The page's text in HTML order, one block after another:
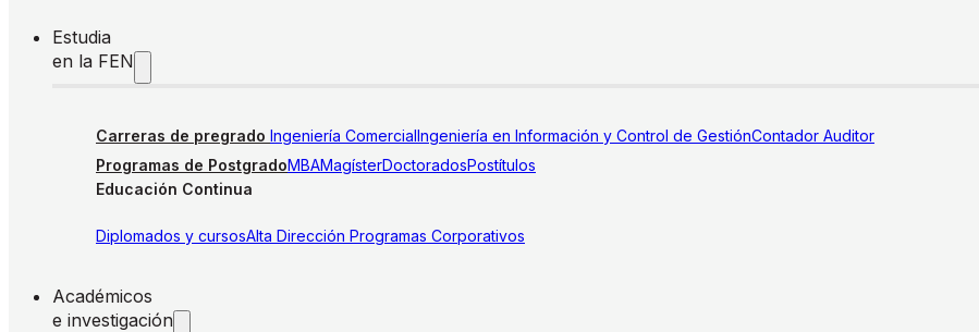
Estudia
en la FEN
Carreras de pregrado Ingeniería ComercialIngeniería en Información y Control de GestiónContador Auditor
Programas de PostgradoMBAMagísterDoctoradosPostítulos
Educación Continua
Diplomados y cursosAlta Dirección Programas Corporativos
Académicos
e investigación